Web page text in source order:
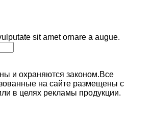
sit amet ornare a augue.
и охраняются законом.Все
на сайте размещены с
в целях рекламы продукции.